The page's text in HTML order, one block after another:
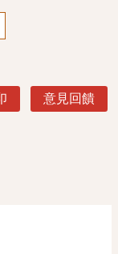
意見回饋